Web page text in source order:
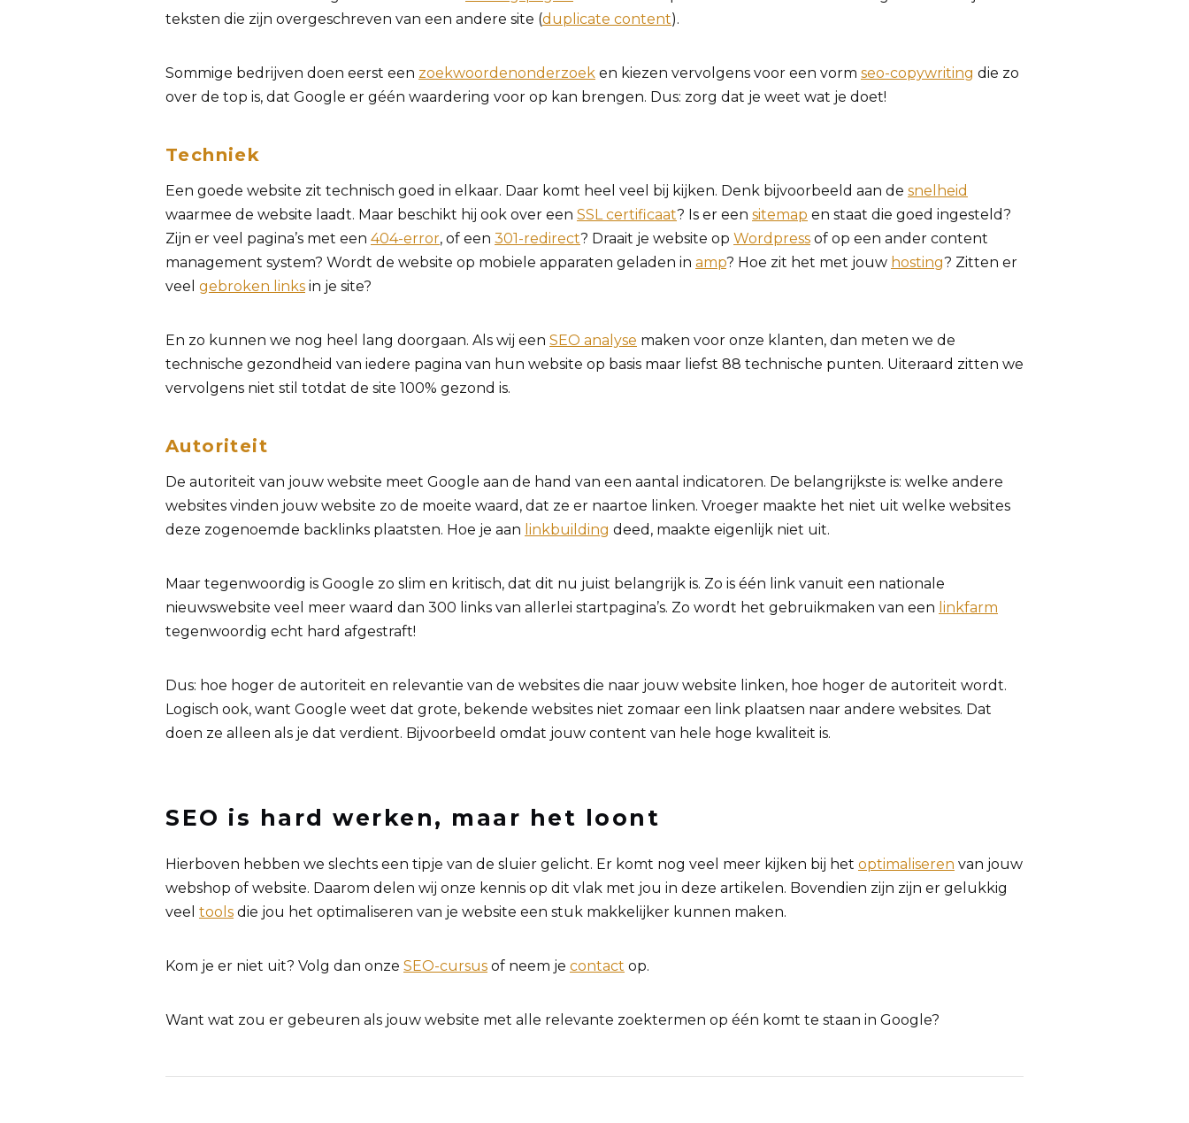
teksten die zijn overgeschreven van een andere site (duplicate content).
Sommige bedrijven doen eerst een zoekwoordenonderzoek en kiezen vervolgens voor een vorm seo-copywriting die zo
over de top is, dat Google er géén waardering voor op kan brengen. Dus: zorg dat je weet wat je doet!
Techniek
Een goede website zit technisch goed in elkaar. Daar komt heel veel bij kijken. Denk bijvoorbeeld aan de snelheid
waarmee de website laadt. Maar beschikt hij ook over een SSL certificaat? Is er een sitemap en staat die goed ingesteld?
Zijn er veel pagina’s met een 404-error, of een 301-redirect? Draait je website op Wordpress of op een ander content
management system? Wordt de website op mobiele apparaten geladen in amp? Hoe zit het met jouw hosting? Zitten er
veel gebroken links in je site?
En zo kunnen we nog heel lang doorgaan. Als wij een SEO analyse maken voor onze klanten, dan meten we de
technische gezondheid van iedere pagina van hun website op basis maar liefst 88 technische punten. Uiteraard zitten we
vervolgens niet stil totdat de site 100% gezond is.
Autoriteit
De autoriteit van jouw website meet Google aan de hand van een aantal indicatoren. De belangrijkste is: welke andere
websites vinden jouw website zo de moeite waard, dat ze er naartoe linken. Vroeger maakte het niet uit welke websites
deze zogenoemde backlinks plaatsten. Hoe je aan linkbuilding deed, maakte eigenlijk niet uit.
Maar tegenwoordig is Google zo slim en kritisch, dat dit nu juist belangrijk is. Zo is één link vanuit een nationale
nieuwswebsite veel meer waard dan 300 links van allerlei startpagina’s. Zo wordt het gebruikmaken van een linkfarm
tegenwoordig echt hard afgestraft!
Dus: hoe hoger de autoriteit en relevantie van de websites die naar jouw website linken, hoe hoger de autoriteit wordt.
Logisch ook, want Google weet dat grote, bekende websites niet zomaar een link plaatsen naar andere websites. Dat
doen ze alleen als je dat verdient. Bijvoorbeeld omdat jouw content van hele hoge kwaliteit is.
SEO is hard werken, maar het loont
Hierboven hebben we slechts een tipje van de sluier gelicht. Er komt nog veel meer kijken bij het optimaliseren van jouw
webshop of website. Daarom delen wij onze kennis op dit vlak met jou in deze artikelen. Bovendien zijn zijn er gelukkig
veel tools die jou het optimaliseren van je website een stuk makkelijker kunnen maken.
Kom je er niet uit? Volg dan onze SEO-cursus of neem je contact op.
Want wat zou er gebeuren als jouw website met alle relevante zoektermen op één komt te staan in Google?